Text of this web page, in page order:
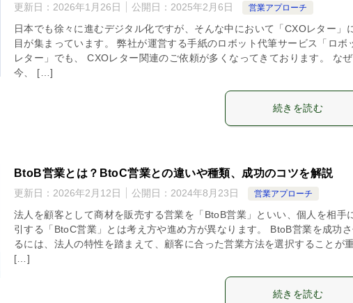
更新日： 2026年1月26日 公開日： 2025年2月6日 営業アプローチ
日本でも徐々に進むデジタル化ですが、そんな中において「CXOレター」
目が集まっています。 弊社が運営する手紙のロボット代筆サービス「ロボ
レター」でも、 CXOレター関連のご依頼が多くなってきております。 なぜ
今、 […]
続きを読む
BtoB営業とは？BtoC営業との違いや種類、成功のコツを解説
更新日： 2026年2月12日 公開日： 2024年8月23日 営業アプローチ
法人を顧客として商材を販売する営業を「BtoB営業」といい、個人を相手
引する「BtoC営業」とは考え方や進め方が異なります。 BtoB営業を成功
るには、法人の特性を踏まえて、顧客に合った営業方法を選択することが
[…]
続きを読む